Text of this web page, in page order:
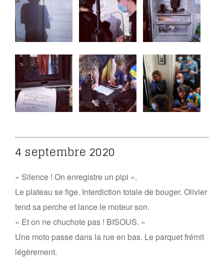
4 septembre 2020
« Silence ! On enregistre un pipi ».
Le plateau se fige. Interdiction totale de bouger. Olivier
tend sa perche et lance le moteur son.
« Et on ne chuchote pas ! BISOUS. »
Une moto passe dans la rue en bas. Le parquet frémit
légèrement.